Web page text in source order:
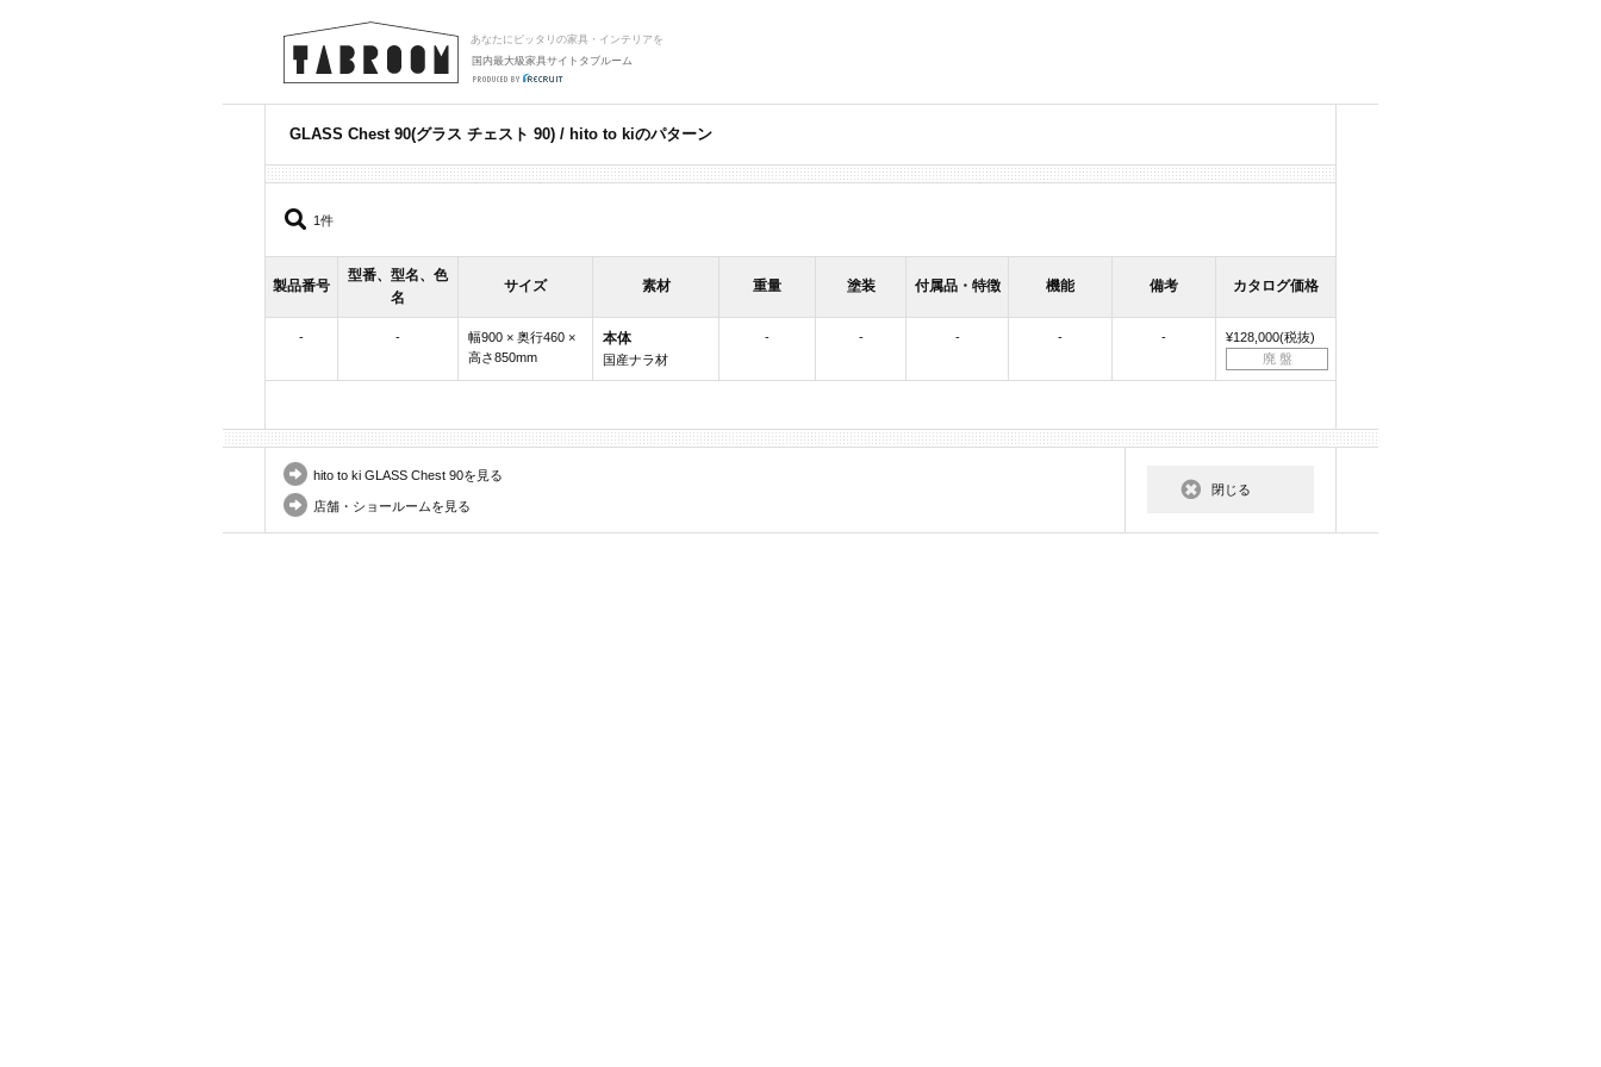
あなたにピッタリの家具・インテリアを
国内最大級家具サイトタブルーム
GLASS Chest 90(グラス チェスト 90) / hito to kiのパターン
1件
製品番号
型番、型名、色
名
サイズ 素材 重量 塗装 付属品・特徴 機能 備考 カタログ価格
- -
幅900 × 奥行460 ×
高さ850mm
本体
国産ナラ材
- - - - -
¥128,000(税抜)
廃 盤
hito to ki GLASS Chest 90を見る
店舗・ショールームを見る
閉じる